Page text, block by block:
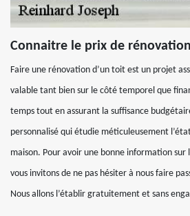
Connaitre le prix de
Faire une rénovation d’un toit est un projet
valable tant bien sur le côté temporel que
temps tout en assurant la suffisance
personnalisé qui étudie méticuleusement
maison. Pour avoir une bonne information
vous invitons de ne pas hésiter à nous faire
Nous allons l’établir gratuitement et sans